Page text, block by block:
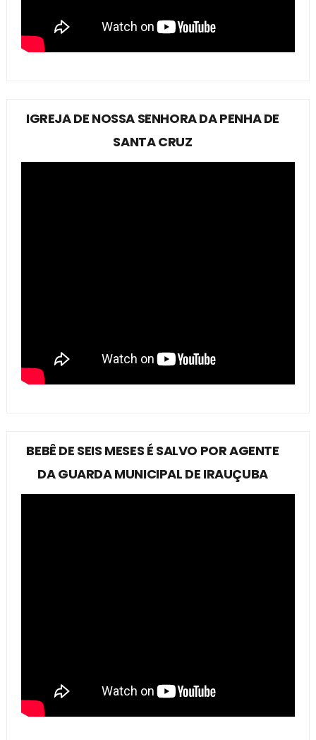
IGREJA DE NOSSA SENHORA DA PENHA DE
SANTA CRUZ
BEBÊ DE SEIS MESES É SALVO POR AGENTE
DA GUARDA MUNICIPAL DE IRAUÇUBA